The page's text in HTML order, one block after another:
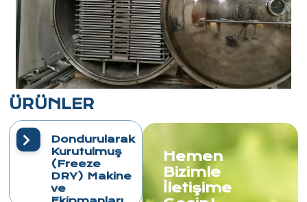
ÜRÜNLER
Dondurularak
Kurutulmuş
(Freeze
DRY) Makine
ve
Hemen
Bizimle
İletişime